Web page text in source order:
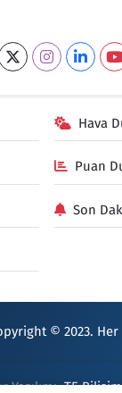
Hava
Puan
Son
© 2023. Her
Yazılımı:TE Bilişim